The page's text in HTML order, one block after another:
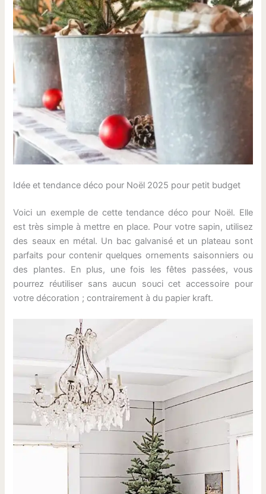
Idée et tendance déco pour Noël 2025 pour petit budget
Voici un exemple de cette tendance déco pour Noël. Elle
est très simple à mettre en place. Pour votre sapin, utilisez
des seaux en métal. Un bac galvanisé et un plateau sont
parfaits pour contenir quelques ornements saisonniers ou
des plantes. En plus, une fois les fêtes passées, vous
pourrez réutiliser sans aucun souci cet accessoire pour
votre décoration ; contrairement à du papier kraft.